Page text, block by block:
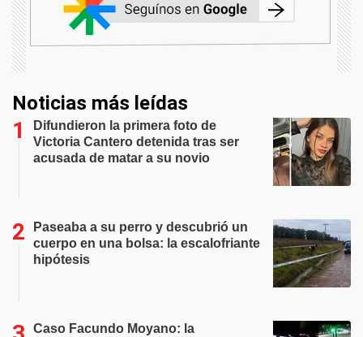
Noticias más leídas
Difundieron la primera foto de
Victoria Cantero detenida tras ser
acusada de matar a su novio
Paseaba a su perro y descubrió un
cuerpo en una bolsa: la escalofriante
hipótesis
Caso Facundo Moyano: la